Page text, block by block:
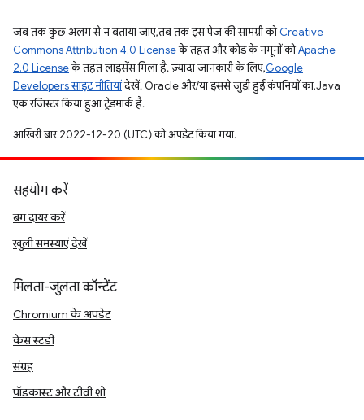
जब तक कुछ अलग से न बताया जाए, तब तक इस पेज की सामग्री कोCreative
Commons Attribution 4.0 Licenseके तहत और कोड के नमूनों कोApache
2.0 Licenseके तहत लाइसेंस मिला है. ज़्यादा जानकारी के लिए,Google
Developers साइट नीतियांदेखें. Oracle और/या इससे जुड़ी हुई कंपनियों का, Java
एक रजिस्टर किया हुआ ट्रेडमार्क है.
आखिरी बार 2022-12-20 (UTC) को अपडेट किया गया.
सहयोग करें
बग दायर करें
खुली समस्याएं देखें
मिलता-जुलता कॉन्टेंट
Chromium के अपडेट
केस स्टडी
संग्रह
पॉडकास्ट और टीवी शो